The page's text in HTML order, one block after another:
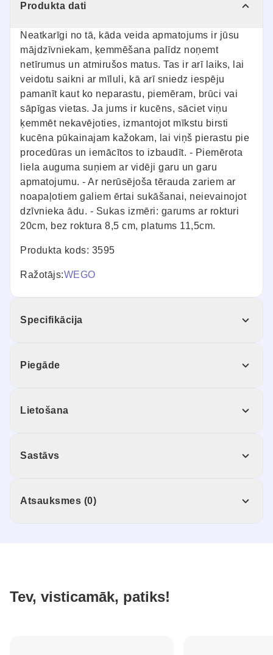
Produkta dati
Neatkarīgi no tā, kāda veida apmatojums ir jūsu
mājdzīvniekam, ķemmēšana palīdz noņemt
netīrumus un atmirušos matus. Tas ir arī laiks, lai
veidotu saikni ar mīluli, kā arī sniedz iespēju
pamanīt kaut ko neparastu, piemēram, brūci vai
sāpīgas vietas. Ja jums ir kucēns, sāciet viņu
ķemmēt nekavējoties, izmantojot mīkstu birsti
kucēna pūkainajam kažokam, lai viņš pierastu pie
procedūras un iemācītos to izbaudīt. - Piemērota
liela auguma suņiem ar vidēji garu un garu
apmatojumu. - Ar nerūsējoša tērauda zariem ar
noapaļotiem galiem ērtai sukāšanai, neievainojot
dzīvnieka ādu. - Sukas izmēri: garums ar rokturi
20cm, bez roktura 8,5 cm, platums 11,5cm.
Produkta kods: 3595
Ražotājs:WEGO
Specifikācija
Piegāde
Lietošana
Sastāvs
Atsauksmes (0)
Tev, visticamāk, patiks!